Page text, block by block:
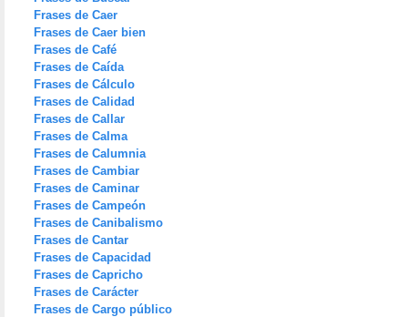
Frases de Caer
Frases de Caer bien
Frases de Café
Frases de Caída
Frases de Cálculo
Frases de Calidad
Frases de Callar
Frases de Calma
Frases de Calumnia
Frases de Cambiar
Frases de Caminar
Frases de Campeón
Frases de Canibalismo
Frases de Cantar
Frases de Capacidad
Frases de Capricho
Frases de Carácter
Frases de Cargo público